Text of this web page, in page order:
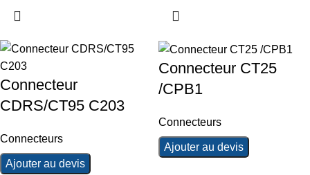
Connecteur
CDRS/CT95 C203
Connecteurs
Ajouter au devis
Connecteur CT25
/CPB1
Connecteurs
Ajouter au devis